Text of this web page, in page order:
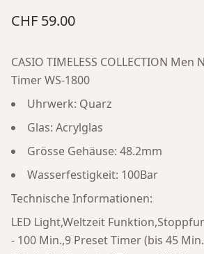
CHF 59.00
CASIO TIMELESS COLLECTION
Timer WS-1800
Uhrwerk: Quarz
Glas: Acrylglas
Grösse Gehäuse: 48.2mm
Wasserfestigkeit: 100Bar
Technische Informationen:
LED Light,Weltzeit
- 100 Min.,9 Preset Timer (bis 45